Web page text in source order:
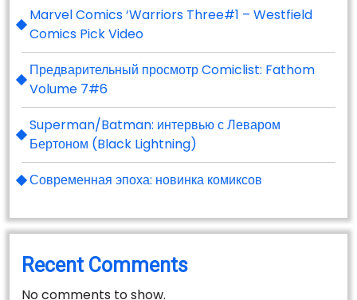
Marvel Comics ‘Warriors Three#1 – Westfield
Comics Pick Video
Предварительный просмотр Comiclist: Fathom
Volume 7#6
Superman/Batman: интервью с Леваром
Бертоном (Black Lightning)
Современная эпоха: новинка комиксов
Recent Comments
No comments to show.